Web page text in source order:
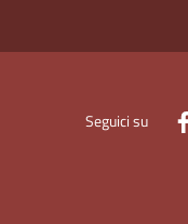
Seguici su